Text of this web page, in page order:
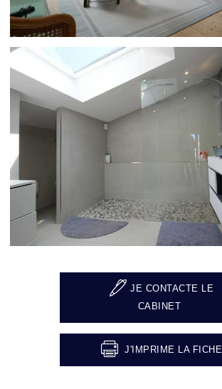
JE CONTACTE LE
CABINET
J'IMPRIME LA FICHE